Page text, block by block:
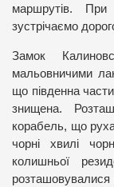
маршрутів.
зустрічаємо
Замок
мальовничими
що південна
знищена.
корабель, що
чорні хвилі
колишньої
розташовувалися